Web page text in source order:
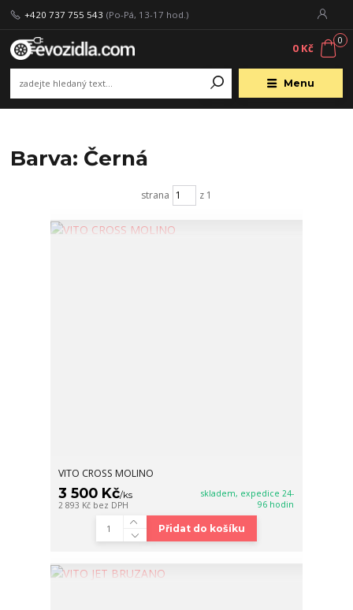
Menu
+420 737 755 543 (Po-Pá, 13-17 hod.)
0
0 Kč
Barva: Černá
strana z 1
VITO CROSS MOLINO
3 500 Kč/ks
2 893 Kč bez DPH
skladem, expedice 24-
96 hodin
Přidat do košíku